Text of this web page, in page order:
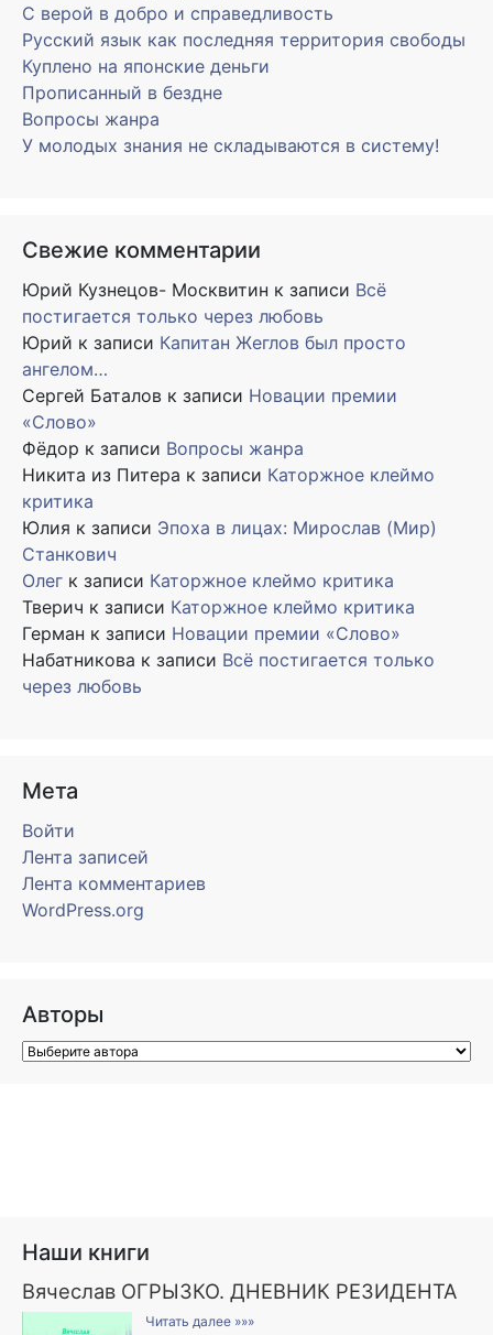
С верой в добро и справедливость
Русский язык как последняя территория свободы
Куплено на японские деньги
Прописанный в бездне
Вопросы жанра
У молодых знания не складываются в систему!
Свежие комментарии
Юрий Кузнецов- Москвитин к записи Всё
постигается только через любовь
Юрий к записи Капитан Жеглов был просто
ангелом…
Сергей Баталов к записи Новации премии
«Слово»
Фёдор к записи Вопросы жанра
Никита из Питера к записи Каторжное клеймо
критика
Юлия к записи Эпоха в лицах: Мирослав (Мир)
Станкович
Олег к записи Каторжное клеймо критика
Тверич к записи Каторжное клеймо критика
Герман к записи Новации премии «Слово»
Набатникова к записи Всё постигается только
через любовь
Мета
Войти
Лента записей
Лента комментариев
WordPress.org
Авторы
Наши книги
Вячеслав ОГРЫЗКО. ДНЕВНИК РЕЗИДЕНТА
Читать далее »»»